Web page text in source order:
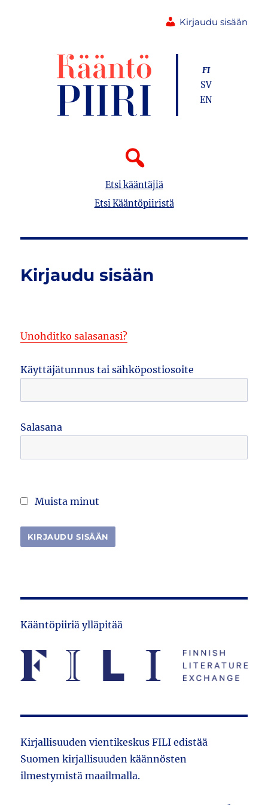
Kirjaudu sisään
Etsi kääntäjiä
Etsi Kääntöpiiristä
FI
SV
EN
Kirjaudu sisään
Unohditko salasanasi?
Käyttäjätunnus tai sähköpostiosoite
Salasana
Muista minut
Kääntöpiiriä ylläpitää
Kirjallisuuden vientikeskus FILI edistää
Suomen kirjallisuuden käännösten
ilmestymistä maailmalla.